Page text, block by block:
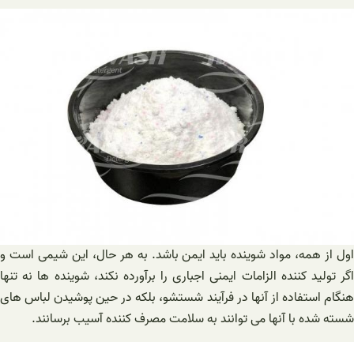
اول از همه، مواد شوینده باید ایمن باشد. به هر حال، این شیمی است و
اگر تولید کننده الزامات ایمنی اجباری را برآورده نکند، شوینده ها نه تنها
هنگام استفاده از آنها در فرآیند شستشو، بلکه در حین پوشیدن لباس های
شسته شده با آنها می توانند به سلامت مصرف کننده آسیب برسانند.